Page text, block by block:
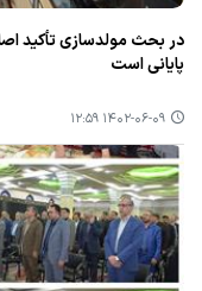
در بحث مولدسازی تأكید
پایانی است
۱۴۰۲-۰۶-۰۹ ۱۲:۵۹